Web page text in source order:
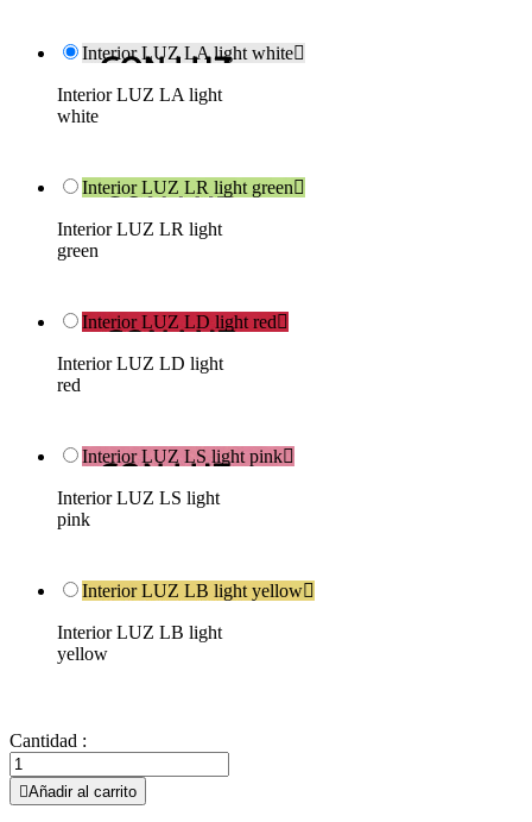
Interior LUZ LA light white
Interior LUZ LA light
white
Interior LUZ LR light green
Interior LUZ LR light
green
Interior LUZ LD light red
Interior LUZ LD light
red
Interior LUZ LS light pink
Interior LUZ LS light
pink
Interior LUZ LB light yellow
Interior LUZ LB light
yellow
Cantidad :
Añadir al carrito